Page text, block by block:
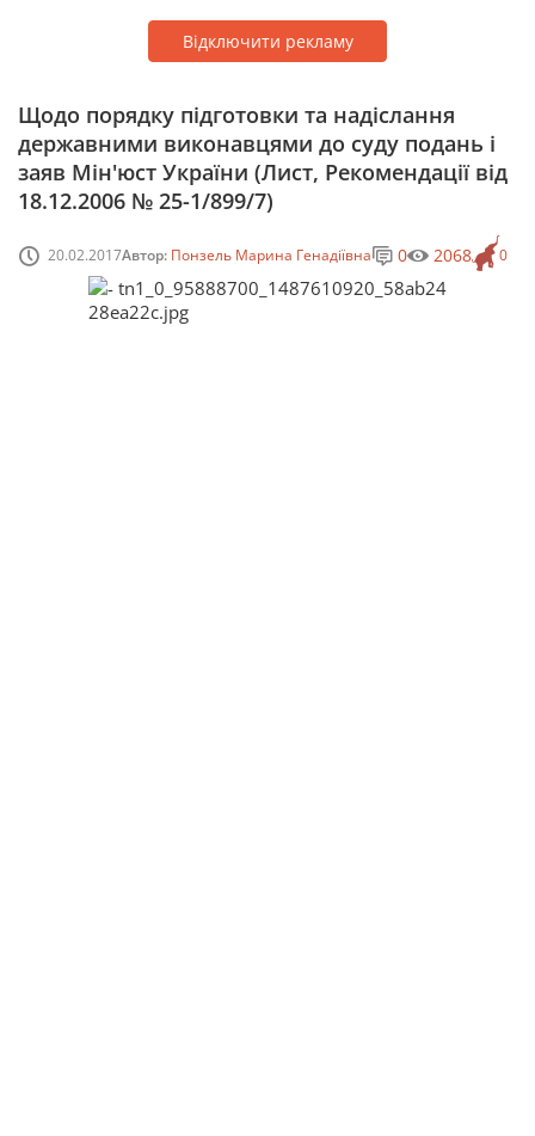
Відключити рекламу
Щодо порядку підготовки та надіслання
державними виконавцями до суду подань і
заяв Мін'юст України (Лист, Рекомендації від
18.12.2006 № 25-1/899/7)
20.02.2017Автор: Понзель Марина Генадіївна 0
0 2068